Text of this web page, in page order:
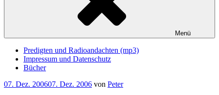
Menü
Predigten und Radioandachten (mp3)
Impressum und Datenschutz
Bücher
Veröffentlicht
07. Dez. 200607. Dez. 2006 von Peter